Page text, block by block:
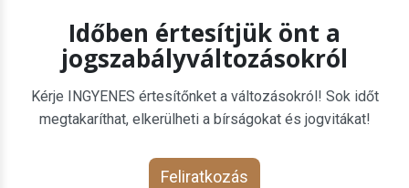
Időben értesítjük önt a
jogszabályváltozásokról
Kérje INGYENES értesítőnket a változásokról! Sok időt
megtakaríthat, elkerülheti a bírságokat és jogvitákat!
Feliratkozás